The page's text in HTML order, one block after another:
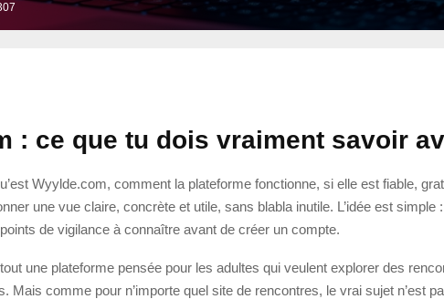
: ce que tu dois vraiment savoir
Wyylde.com, comment la plateforme fonctionne, si elle est fiable,
une vue claire, concrète et utile, sans blabla inutile. L’idée est
de vigilance à connaître avant de créer un compte.
une plateforme pensée pour les adultes qui veulent explorer des
Mais comme pour n’importe quel site de rencontres, le vrai sujet n’est